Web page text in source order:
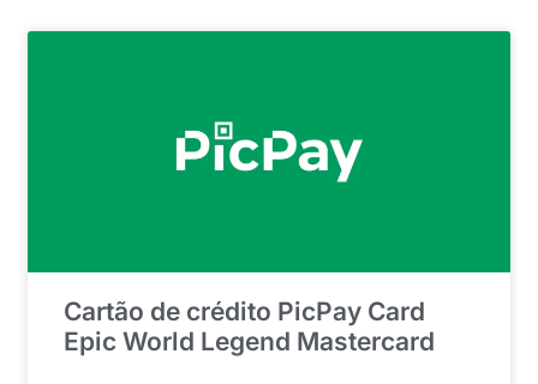
Cartão de crédito PicPay Card
Epic World Legend Mastercard